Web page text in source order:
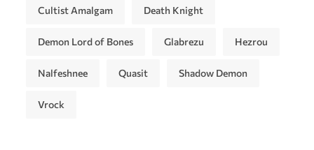
Cultist Amalgam Death Knight
Demon Lord of Bones Glabrezu Hezrou
Nalfeshnee Quasit Shadow Demon
Vrock